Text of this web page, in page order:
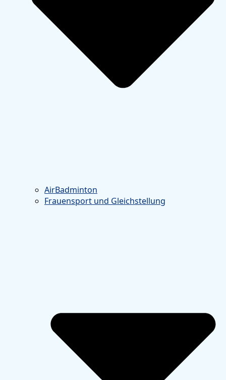
AirBadminton
Frauensport und Gleichstellung